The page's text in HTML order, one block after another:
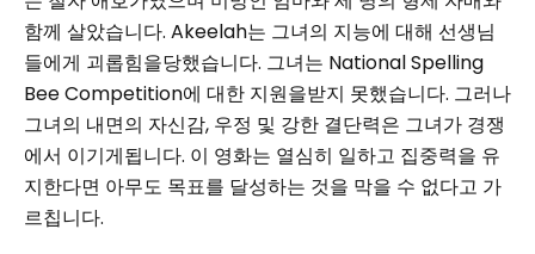
함께 살았습니다. Akeelah는 그녀의 지능에 대해 선생님
들에게 괴롭힘을당했습니다. 그녀는 National Spelling
Bee Competition에 대한 지원을받지 못했습니다. 그러나
그녀의 내면의 자신감, 우정 및 강한 결단력은 그녀가 경쟁
에서 이기게됩니다. 이 영화는 열심히 일하고 집중력을 유
지한다면 아무도 목표를 달성하는 것을 막을 수 없다고 가
르칩니다.